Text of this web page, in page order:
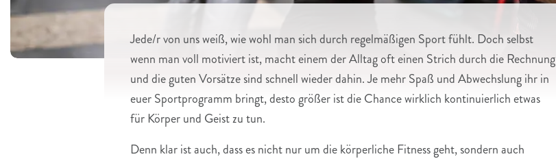
Jede/r von uns weiß, wie wohl man sich durch regelmäßigen Sport fühlt. Doch selbst
wenn man voll motiviert ist, macht einem der Alltag oft einen Strich durch die Rechnung
und die guten Vorsätze sind schnell wieder dahin. Je mehr Spaß und Abwechslung ihr in
euer Sportprogramm bringt, desto größer ist die Chance wirklich kontinuierlich etwas
für Körper und Geist zu tun.
Denn klar ist auch, dass es nicht nur um die körperliche Fitness geht, sondern auch